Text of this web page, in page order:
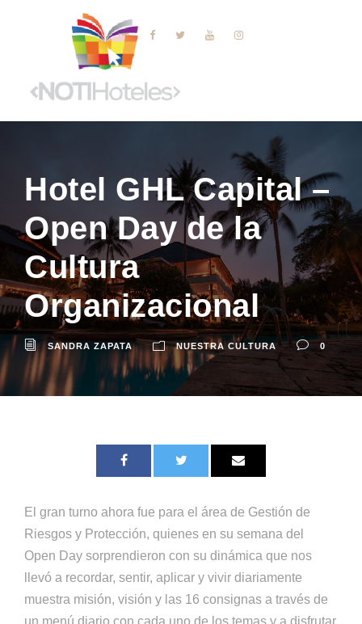
Hotel GHL Capital –
Open Day de la
Cultura
Organizacional
SANDRA ZAPATA NUESTRA CULTURA 0
El gran turno ahora fue para el área de Gestión de
Riesgos y Protección, quienes en su semana del
Open Day sorprendieron con su dinámica que nos
llevó a recordar, sentir, aplicar y vivir diariamente
muestra misión, visión y las 16 consignas a través de
un menú diario con cada uno de los temas y a disfrutar